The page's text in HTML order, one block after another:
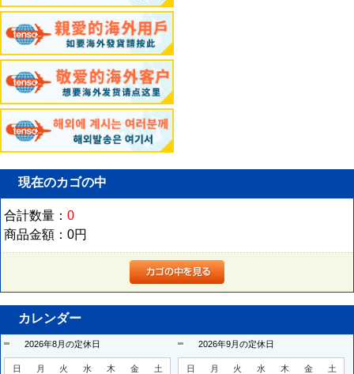
現在のカゴの中
合計数量：0
商品金額：0円
カレンダー
2026年8月の定休日
日 月 火 水 木 金 土
2026年9月の定休日
日 月 火 水 木 金 土